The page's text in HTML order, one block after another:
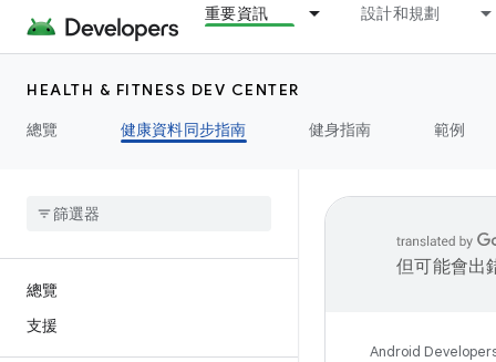
重要資訊 設計和規劃
HEALTH & FITNESS DEV CENTER
總覽
健康資料同步指南 健身指南 範例
總覽
支援
但可能會出
Android